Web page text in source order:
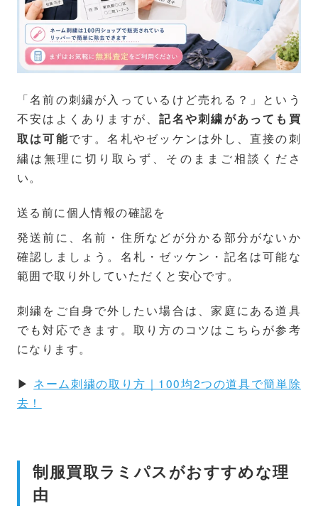
「名前の刺繍が入っているけど売れる？」という
不安はよくありますが、記名や刺繍があっても買
取は可能です。名札やゼッケンは外し、直接の刺
繍は無理に切り取らず、そのままご相談くださ
い。
送る前に個人情報の確認を
発送前に、名前・住所などが分かる部分がないか
確認しましょう。名札・ゼッケン・記名は可能な
範囲で取り外していただくと安心です。
刺繍をご自身で外したい場合は、家庭にある道具
でも対応できます。取り方のコツはこちらが参考
になります。
▶ ネーム刺繍の取り方｜100均2つの道具で簡単除
去！
制服買取ラミパスがおすすめな理
由